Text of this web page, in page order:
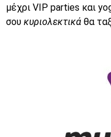
μέχρι VIP parties και
σου κυριολεκτικά θα